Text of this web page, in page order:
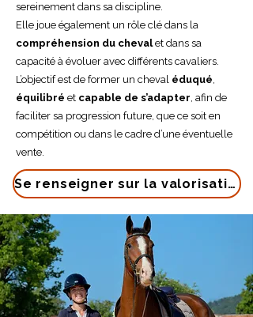
sereinement dans sa discipline.
Elle joue également un rôle clé dans la
compréhension du chevalet dans sa
capacité à évoluer avec différents cavaliers.
L’objectif est de former un cheval éduqué,
équilibré et capable de s’adapter, afin de
faciliter sa progression future, que ce soit en
compétition ou dans le cadre d’une éventuelle
vente.
Se renseigner sur la valorisation